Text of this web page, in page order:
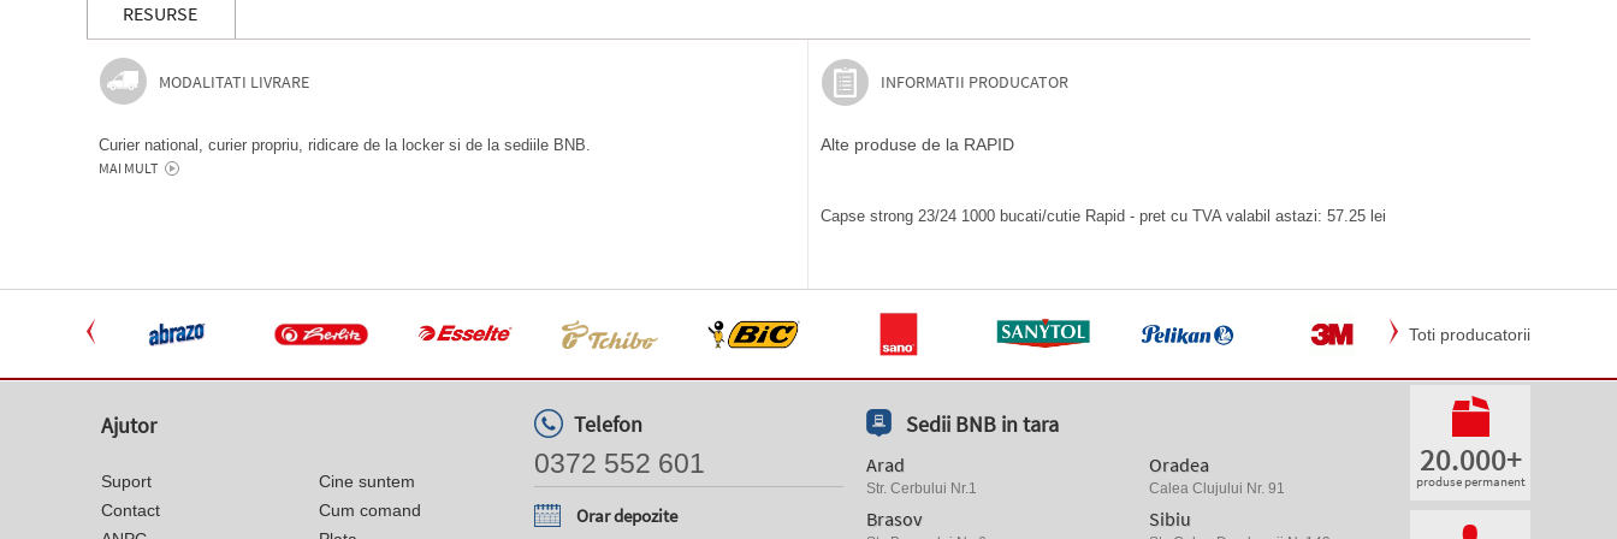
RESURSE
MODALITATI LIVRARE
Curier national, curier propriu, ridicare de la locker si de la sediile BNB.
MAI MULT
INFORMATII PRODUCATOR
Alte produse de la RAPID
Capse strong 23/24 1000 bucati/cutie Rapid - pret cu TVA valabil astazi: 57.25 lei
Toti producatorii
Ajutor
Suport
Contact
Cine suntem
Cum comand
Telefon
0372 552 601
Orar depozite
Sedii BNB in tara
Arad
Str. Cerbului Nr.1
Brasov
Oradea
Calea Clujului Nr. 91
Sibiu
20.000+
produse permanent